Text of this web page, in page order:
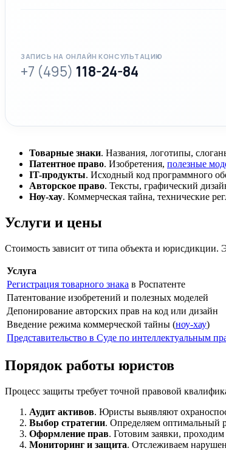
ЗАПИСЬ НА ОНЛАЙН КОНСУЛЬТАЦИЮ
+7 (495) 118-24-84
Товарные знаки. Названия, логотипы,
Патентное право. Изобретения, полезные
IT-продукты. Исходный код программного
Авторское право. Тексты, графический
Ноу-хау. Коммерческая тайна, технические
Услуги и цены
Стоимость зависит от типа объекта и юрисдикции.
Услуга
Регистрация товарного знака в Роспатенте
Патентование изобретений и полезных моделей
Депонирование авторских прав на код или дизайн
Введение режима коммерческой тайны (ноу-хау)
Представительство в Суде по интеллектуальным
Порядок работы юристов
Процесс защиты требует точной правовой
Аудит активов. Юристы выявляют
Выбор стратегии. Определяем оптимальный
Оформление прав. Готовим заявки,
Мониторинг и защита. Отслеживаем